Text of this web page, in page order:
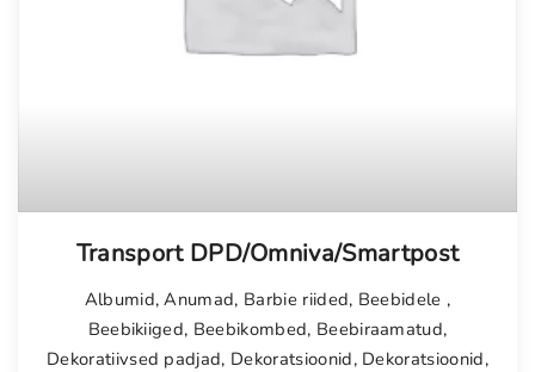
Transport DPD/Omniva/Smartpost
Albumid,Anumad, Barbie riided, Beebidele ,
Beebikiiged, Beebikombed, Beebiraamatud,
Dekoratiivsed padjad, Dekoratsioonid, Dekoratsioonid,